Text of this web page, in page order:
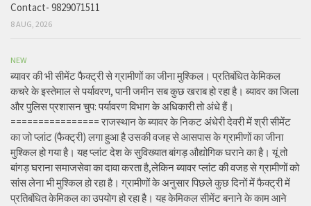
Contact- 9829071511
8 AUG, 2026
NEW
ब्यावर की भी सीमेंट फैक्ट्री से ग्रामीणों का जीना मुश्किल। प्रतिबंधित केमिकल
कचरे के इस्तेमाल से पर्यावरण, पानी जमीन सब कुछ खराब हो रहा है। ब्यावर का जिला
और पुलिस प्रशासन चुप: पर्यावरण विभाग के अधिकारी तो अंधे हैं।
================ राजस्थान के ब्यावर के निकट अंधेरी देवरी में श्री सीमेंट
का जो प्लांट (फैक्ट्री) लगा हुआ है उसकी वजह से आसपास के ग्रामीणों का जीना
मुश्किल हो गया है। यह प्लांट देश के सुविख्यात बांगड़ औद्योगिक घराने का है। यूं तो
बांगड़ घराना समाजसेवा का दावा करता है,लेकिन ब्यावर प्लांट की वजह से ग्रामीणों को
सांस लेना भी मुश्किल हो रहा है। ग्रामीणों के अनुसार पिछले कुछ दिनों में फैक्ट्री में
प्रतिबंधित केमिकल का उपयोग हो रहा है। यह केमिकल सीमेंट बनाने के काम आने